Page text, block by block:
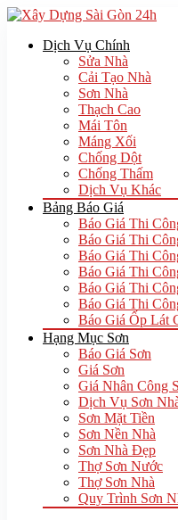
Dịch Vụ Chính
Sửa Nhà
Cải Tạo Nhà
Sơn Nhà
Thạch Cao
Mái Tôn
Máng Xối
Chống Dột
Chống Thấm
Dịch Vụ Khác
Bảng Báo Giá
Báo Giá Thi
Báo Giá Thi
Báo Giá Thi
Báo Giá Thi
Báo Giá Thi
Báo Giá Thi
Báo Giá Ốp Lát
Hạng Mục Sơn
Báo Giá Sơn
Giá Sơn
Giá Nhân Công
Dịch Vụ Sơn
Sơn Mặt Tiền
Sơn Nền Nhà
Sơn Nhà Đẹp
Thợ Sơn Nước
Thợ Sơn Nhà
Quy Trình Sơn